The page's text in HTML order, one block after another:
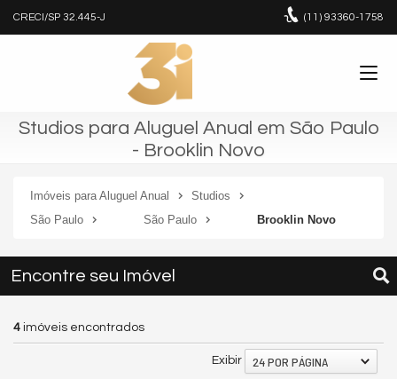
CRECI/SP 32.445-J (11) 93360-1758
Studios para Aluguel Anual em São Paulo
- Brooklin Novo
Imóveis para Aluguel Anual
Studios
São Paulo
São Paulo Brooklin Novo
Encontre seu Imóvel
4 imóveis encontrados
Exibir 24 POR PÁGINA